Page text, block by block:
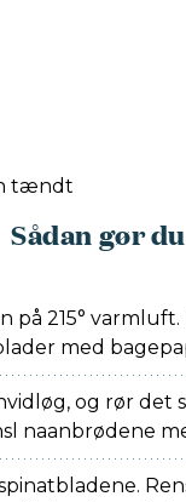
tændt
Sådan gør du
på 215°
med
og rør det
naanbrødene